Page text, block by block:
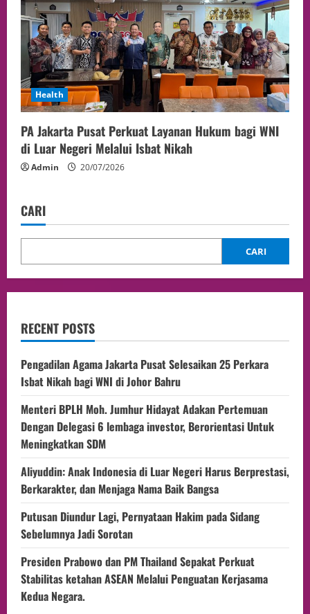
Health
PA Jakarta Pusat Perkuat Layanan Hukum bagi WNI
di Luar Negeri Melalui Isbat Nikah
Admin 20/07/2026
CARI
CARI
RECENT POSTS
Pengadilan Agama Jakarta Pusat Selesaikan 25 Perkara
Isbat Nikah bagi WNI di Johor Bahru
Menteri BPLH Moh. Jumhur Hidayat Adakan Pertemuan
Dengan Delegasi 6 lembaga investor, Berorientasi Untuk
Meningkatkan SDM
Aliyuddin: Anak Indonesia di Luar Negeri Harus Berprestasi,
Berkarakter, dan Menjaga Nama Baik Bangsa
Putusan Diundur Lagi, Pernyataan Hakim pada Sidang
Sebelumnya Jadi Sorotan
Presiden Prabowo dan PM Thailand Sepakat Perkuat
Stabilitas ketahan ASEAN Melalui Penguatan Kerjasama
Kedua Negara.